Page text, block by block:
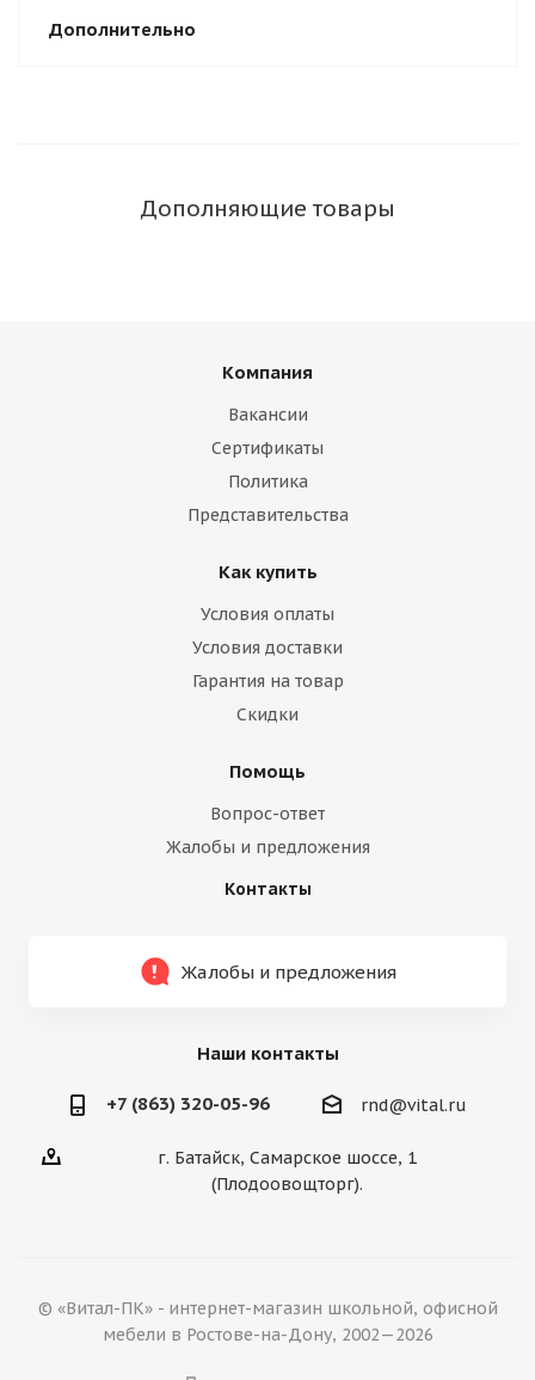
Дополнительно
Дополняющие товары
Компания
Вакансии
Сертификаты
Политика
Представительства
Как купить
Условия оплаты
Условия доставки
Гарантия на товар
Скидки
Помощь
Вопрос-ответ
Жалобы и предложения
Контакты
Жалобы и предложения
Наши контакты
+7 (863) 320-05-96 rnd@vital.ru
г. Батайск, Самарское шоссе, 1
(Плодоовощторг).
© «Витал-ПК» - интернет-магазин школьной, офисной
мебели в Ростове-на-Дону, 2002—2026